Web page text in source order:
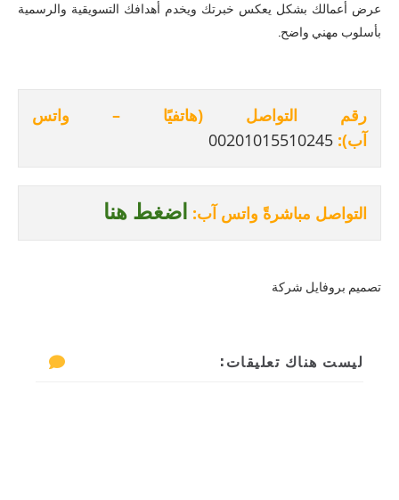
عرض أعمالك بشكل يعكس خبرتك ويخدم أهدافك التسويقية والرسمية
بأسلوب مهني واضح.
رقم التواصل (هاتفيًا – واتس
آب): 00201015510245
التواصل مباشرةً واتس آب: اضغط هنا
تصميم بروفايل شركة
ليست هناك تعليقات: